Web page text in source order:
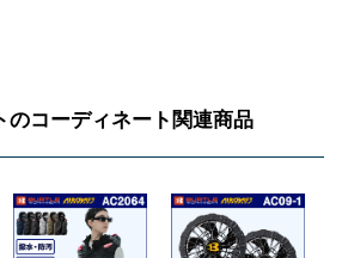
のコーディネート関連商品